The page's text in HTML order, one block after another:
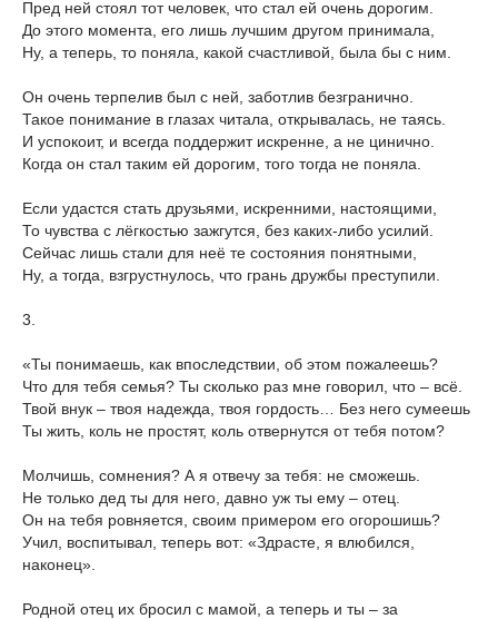
Пред ней стоял тот человек, что стал ей очень дорогим.
До этого момента, его лишь лучшим другом принимала,
Ну, а теперь, то поняла, какой счастливой, была бы с ним.
Он очень терпелив был с ней, заботлив безгранично.
Такое понимание в глазах читала, открывалась, не таясь.
И успокоит, и всегда поддержит искренне, а не цинично.
Когда он стал таким ей дорогим, того тогда не поняла.
Если удастся стать друзьями, искренними, настоящими,
То чувства с лёгкостью зажгутся, без каких-либо усилий.
Сейчас лишь стали для неё те состояния понятными,
Ну, а тогда, взгрустнулось, что грань дружбы преступили.
3.
«Ты понимаешь, как впоследствии, об этом пожалеешь?
Что для тебя семья? Ты сколько раз мне говорил, что – всё.
Твой внук – твоя надежда, твоя гордость… Без него сумеешь
Ты жить, коль не простят, коль отвернутся от тебя потом?
Молчишь, сомнения? А я отвечу за тебя: не сможешь.
Не только дед ты для него, давно уж ты ему – отец.
Он на тебя ровняется, своим примером его огорошишь?
Учил, воспитывал, теперь вот: «Здрасте, я влюбился,
наконец».
Родной отец их бросил с мамой, а теперь и ты – за